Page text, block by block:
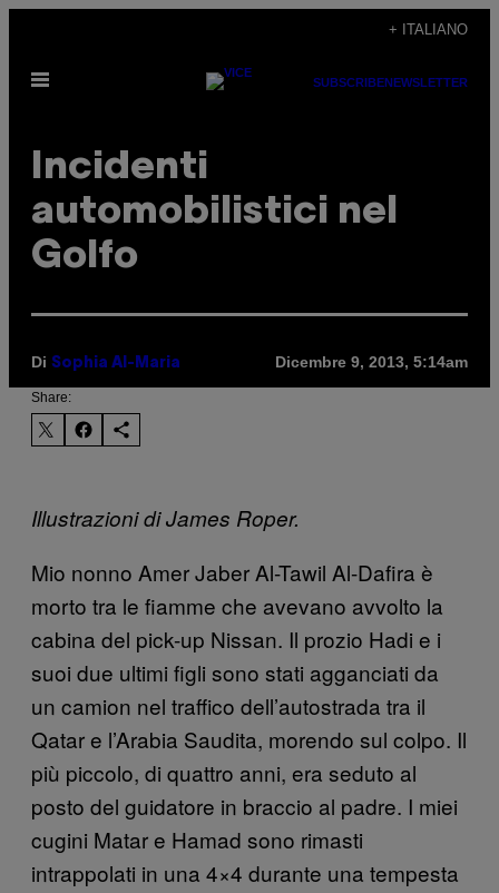
contenuto
+ ITALIANO
Apri
SUBSCRIBENEWSLETTER
Incidenti
automobilistici nel
Golfo
Di Sophia Al-Maria Dicembre 9, 2013, 5:14am
Share:
Illustrazioni di James Roper.
Mio nonno Amer Jaber Al-Tawil Al-Dafira è
morto tra le fiamme che avevano avvolto la
cabina del pick-up Nissan. Il prozio Hadi e i
suoi due ultimi figli sono stati agganciati da
un camion nel traffico dell’autostrada tra il
Qatar e l’Arabia Saudita, morendo sul colpo. Il
più piccolo, di quattro anni, era seduto al
posto del guidatore in braccio al padre. I miei
cugini Matar e Hamad sono rimasti
intrappolati in una 4×4 durante una tempesta